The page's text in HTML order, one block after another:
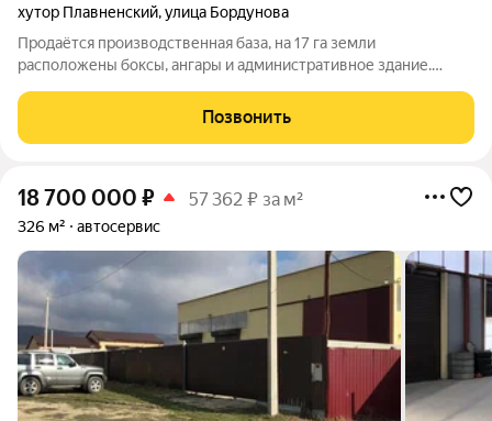
хутор Плавненский,улица Бордунова
Продаётся производственная база, на 17 га земли
расположены боксы, ангары и административное здание.
оба заезда удобные для большегрузов, подъезды
асфальтированные. За более подробной
Позвонить
18 700 000 ₽ 57 362 ₽ за м²
326 м² автосервис